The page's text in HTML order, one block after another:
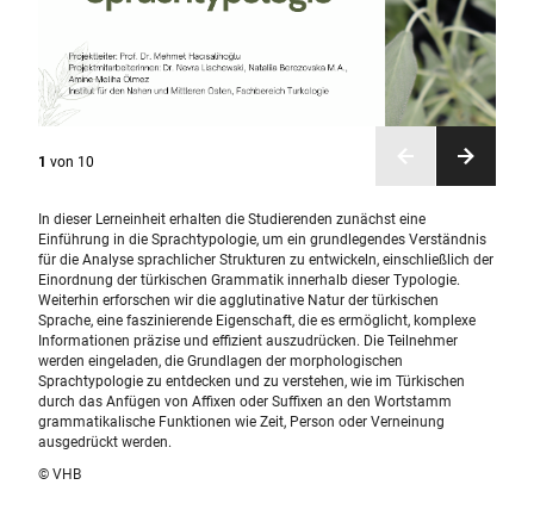
1 von 10
In dieser Lerneinheit erhalten die Studierenden zunächst eine
Einführung in die Sprachtypologie, um ein grundlegendes Verständnis
für die Analyse sprachlicher Strukturen zu entwickeln, einschließlich der
Einordnung der türkischen Grammatik innerhalb dieser Typologie.
Weiterhin erforschen wir die agglutinative Natur der türkischen
Sprache, eine faszinierende Eigenschaft, die es ermöglicht, komplexe
Informationen präzise und effizient auszudrücken. Die Teilnehmer
werden eingeladen, die Grundlagen der morphologischen
Sprachtypologie zu entdecken und zu verstehen, wie im Türkischen
durch das Anfügen von Affixen oder Suffixen an den Wortstamm
grammatikalische Funktionen wie Zeit, Person oder Verneinung
ausgedrückt werden.
© VHB